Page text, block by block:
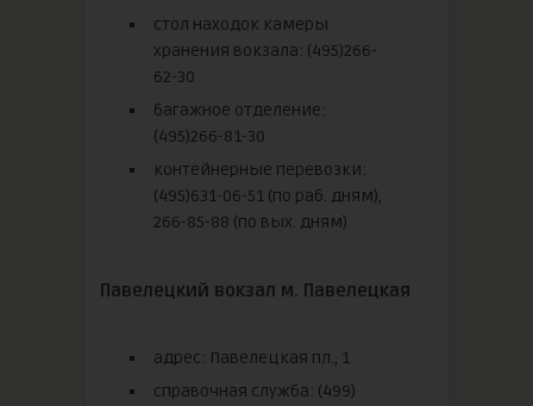
стол находок камеры
хранения вокзала: (495)266-
62-30
багажное отделение:
(495)266-81-30
контейнерные перевозки:
(495)631-06-51 (по раб. дням),
266-85-88 (по вых. дням)
Павелецкий вокзал м. Павелецкая
адрес: Павелецкая пл., 1
справочная служба: (499)